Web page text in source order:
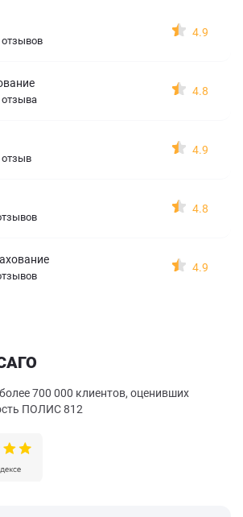
отзывов
4.9
отзыва
4.8
отзыв
4.9
4.8
4.9
700 000 клиентов, оценивших
ПОЛИС 812